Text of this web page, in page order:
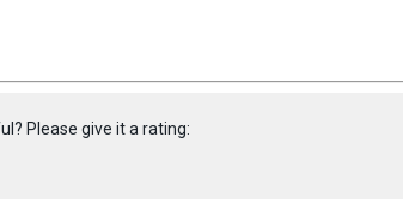
Please give it a rating: